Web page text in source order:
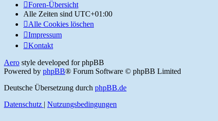
Foren-Übersicht
Alle Zeiten sind UTC+01:00
Alle Cookies löschen
Impressum
Kontakt
Aero style developed for phpBB
Powered by phpBB® Forum Software © phpBB Limited
Deutsche Übersetzung durch phpBB.de
Datenschutz | Nutzungsbedingungen